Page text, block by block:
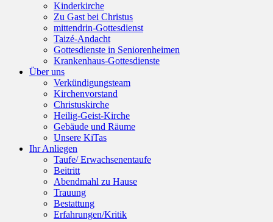
Kinderkirche
Zu Gast bei Christus
mittendrin-Gottesdienst
Taizé-Andacht
Gottesdienste in Seniorenheimen
Krankenhaus-Gottesdienste
Über uns
Verkündigungsteam
Kirchenvorstand
Christuskirche
Heilig-Geist-Kirche
Gebäude und Räume
Unsere KiTas
Ihr Anliegen
Taufe/ Erwachsenentaufe
Beitritt
Abendmahl zu Hause
Trauung
Bestattung
Erfahrungen/Kritik